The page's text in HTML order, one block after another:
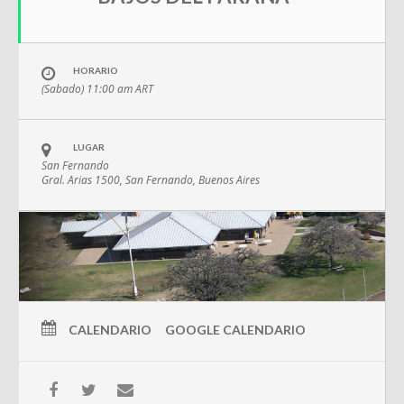
HORARIO
(Sabado) 11:00 amART
LUGAR
San Fernando
Gral. Arias 1500, San Fernando, Buenos Aires
CALENDARIO GOOGLE CALENDARIO